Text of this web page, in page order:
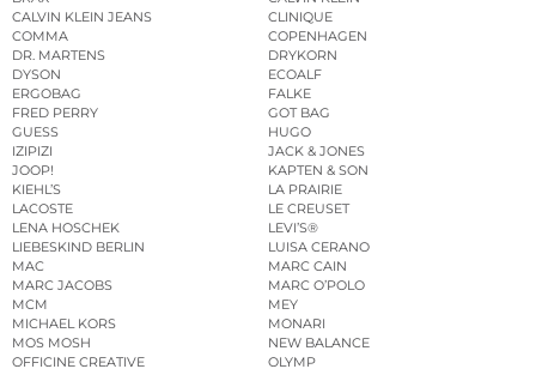
CALVIN KLEIN JEANS
CLINIQUE
COMMA
COPENHAGEN
DR. MARTENS
DRYKORN
DYSON
ECOALF
ERGOBAG
FALKE
FRED PERRY
GOT BAG
GUESS
HUGO
IZIPIZI
JACK & JONES
JOOP!
KAPTEN & SON
KIEHL’S
LA PRAIRIE
LACOSTE
LE CREUSET
LENA HOSCHEK
LEVI’S®
LIEBESKIND BERLIN
LUISA CERANO
MAC
MARC CAIN
MARC JACOBS
MARC O’POLO
MCM
MEY
MICHAEL KORS
MONARI
MOS MOSH
NEW BALANCE
OFFICINE CREATIVE
OLYMP